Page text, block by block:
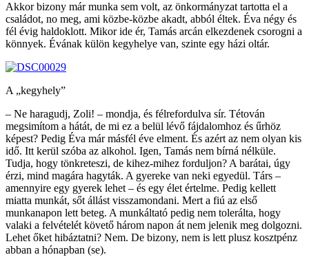
Akkor bizony már munka sem volt, az önkormányzat tartotta el a
családot, no meg, ami közbe-közbe akadt, abból éltek. Éva négy és
fél évig haldoklott. Mikor ide ér, Tamás arcán elkezdenek csorogni a
könnyek. Évának külön kegyhelye van, szinte egy házi oltár.
A „kegyhely”
– Ne haragudj, Zoli! – mondja, és félrefordulva sír. Tétován
megsimítom a hátát, de mi ez a belül lévő fájdalomhoz és űrhöz
képest? Pedig Éva már másfél éve elment. És azért az nem olyan kis
idő. Itt kerül szóba az alkohol. Igen, Tamás nem bírná nélküle.
Tudja, hogy tönkreteszi, de kihez-mihez forduljon? A barátai, úgy
érzi, mind magára hagyták. A gyereke van neki egyedül. Társ –
amennyire egy gyerek lehet – és egy élet értelme. Pedig kellett
miatta munkát, sőt állást visszamondani. Mert a fiú az első
munkanapon lett beteg. A munkáltató pedig nem tolerálta, hogy
valaki a felvételét követő három napon át nem jelenik meg dolgozni.
Lehet őket hibáztatni? Nem. De bizony, nem is lett plusz kosztpénz
abban a hónapban (se).